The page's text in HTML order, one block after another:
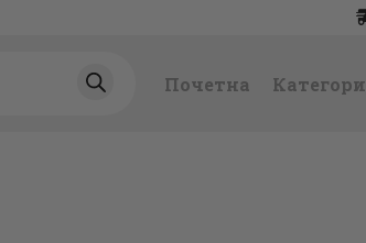
Почетна
КАТЕГОРИЈЕ